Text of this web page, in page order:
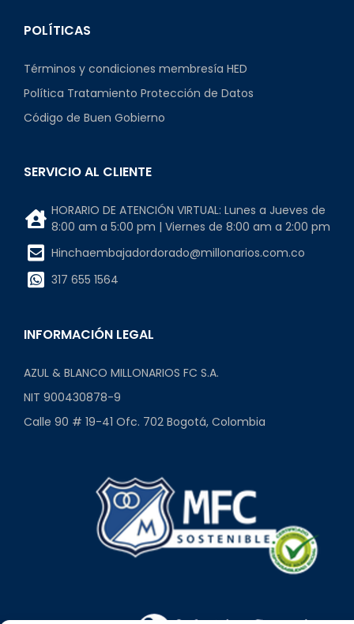
POLÍTICAS
Términos y condiciones membresía HED
Política Tratamiento Protección de Datos
Código de Buen Gobierno
SERVICIO AL CLIENTE
HORARIO DE ATENCIÓN VIRTUAL: Lunes a Jueves de
8:00 am a 5:00 pm | Viernes de 8:00 am a 2:00 pm
Hinchaembajadordorado@millonarios.com.co
317 655 1564
INFORMACIÓN LEGAL
AZUL & BLANCO MILLONARIOS FC S.A.
NIT 900430878-9
Calle 90 # 19-41 Ofc. 702 Bogotá, Colombia